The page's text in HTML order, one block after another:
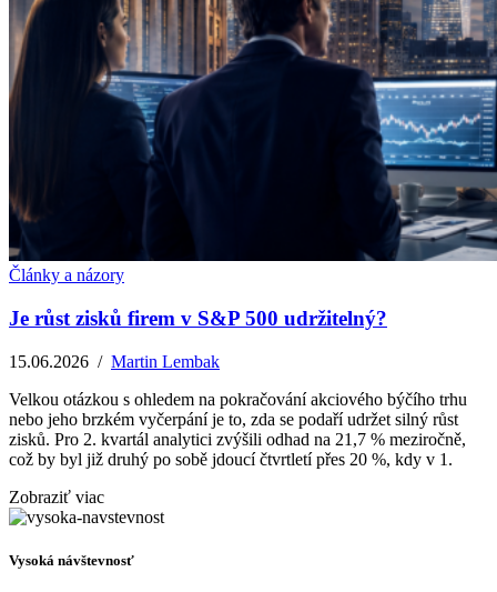
Články a názory
Je růst zisků firem v S&P 500 udržitelný?
15.06.2026 / Martin Lembak
Velkou otázkou s ohledem na pokračování akciového býčího trhu
nebo jeho brzkém vyčerpání je to, zda se podaří udržet silný růst
zisků. Pro 2. kvartál analytici zvýšili odhad na 21,7 % meziročně,
což by byl již druhý po sobě jdoucí čtvrtletí přes 20 %, kdy v 1.
Zobraziť viac
Vysoká návštevnosť